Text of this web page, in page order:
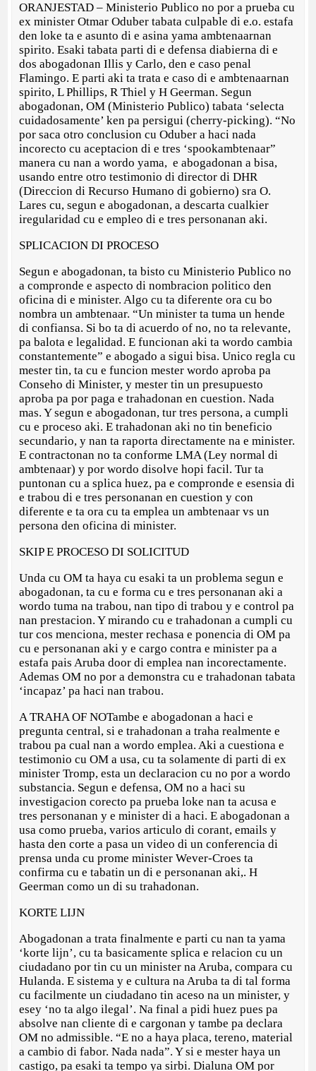
ORANJESTAD – Ministerio Publico no por a prueba cu
ex minister Otmar Oduber tabata culpable di e.o. estafa
den loke ta e asunto di e asina yama ambtenaarnan
spirito. Esaki tabata parti di e defensa diabierna di e
dos abogadonan Illis y Carlo, den e caso penal
Flamingo. E parti aki ta trata e caso di e ambtenaarnan
spirito, L Phillips, R Thiel y H Geerman. Segun
abogadonan, OM (Ministerio Publico) tabata ‘selecta
cuidadosamente’ ken pa persigui (cherry-picking). “No
por saca otro conclusion cu Oduber a haci nada
incorecto cu aceptacion di e tres ‘spookambtenaar”
manera cu nan a wordo yama, e abogadonan a bisa,
usando entre otro testimonio di director di DHR
(Direccion di Recurso Humano di gobierno) sra O.
Lares cu, segun e abogadonan, a descarta cualkier
iregularidad cu e empleo di e tres personanan aki.
SPLICACION DI PROCESO
Segun e abogadonan, ta bisto cu Ministerio Publico no
a compronde e aspecto di nombracion politico den
oficina di e minister. Algo cu ta diferente ora cu bo
nombra un ambtenaar. “Un minister ta tuma un hende
di confiansa. Si bo ta di acuerdo of no, no ta relevante,
pa balota e legalidad. E funcionan aki ta wordo cambia
constantemente” e abogado a sigui bisa. Unico regla cu
mester tin, ta cu e funcion mester wordo aproba pa
Conseho di Minister, y mester tin un presupuesto
aproba pa por paga e trahadonan en cuestion. Nada
mas. Y segun e abogadonan, tur tres persona, a cumpli
cu e proceso aki. E trahadonan aki no tin beneficio
secundario, y nan ta raporta directamente na e minister.
E contractonan no ta conforme LMA (Ley normal di
ambtenaar) y por wordo disolve hopi facil. Tur ta
puntonan cu a splica huez, pa e compronde e esensia di
e trabou di e tres personanan en cuestion y con
diferente e ta ora cu ta emplea un ambtenaar vs un
persona den oficina di minister.
SKIP E PROCESO DI SOLICITUD
Unda cu OM ta haya cu esaki ta un problema segun e
abogadonan, ta cu e forma cu e tres personanan aki a
wordo tuma na trabou, nan tipo di trabou y e control pa
nan prestacion. Y mirando cu e trahadonan a cumpli cu
tur cos menciona, mester rechasa e ponencia di OM pa
cu e personanan aki y e cargo contra e minister pa a
estafa pais Aruba door di emplea nan incorectamente.
Ademas OM no por a demonstra cu e trahadonan tabata
‘incapaz’ pa haci nan trabou.
A TRAHA OF NOTambe e abogadonan a haci e
pregunta central, si e trahadonan a traha realmente e
trabou pa cual nan a wordo emplea. Aki a cuestiona e
testimonio cu OM a usa, cu ta solamente di parti di ex
minister Tromp, esta un declaracion cu no por a wordo
substancia. Segun e defensa, OM no a haci su
investigacion corecto pa prueba loke nan ta acusa e
tres personanan y e minister di a haci. E abogadonan a
usa como prueba, varios articulo di corant, emails y
hasta den corte a pasa un video di un conferencia di
prensa unda cu prome minister Wever-Croes ta
confirma cu e tabatin un di e personanan aki,. H
Geerman como un di su trahadonan.
KORTE LIJN
Abogadonan a trata finalmente e parti cu nan ta yama
‘korte lijn’, cu ta basicamente splica e relacion cu un
ciudadano por tin cu un minister na Aruba, compara cu
Hulanda. E sistema y e cultura na Aruba ta di tal forma
cu facilmente un ciudadano tin aceso na un minister, y
esey ‘no ta algo ilegal’. Na final a pidi huez pues pa
absolve nan cliente di e cargonan y tambe pa declara
OM no admissible. “E no a haya placa, tereno, material
a cambio di fabor. Nada nada”. Y si e mester haya un
castigo, pa esaki ta tempo ya sirbi. Dialuna OM por